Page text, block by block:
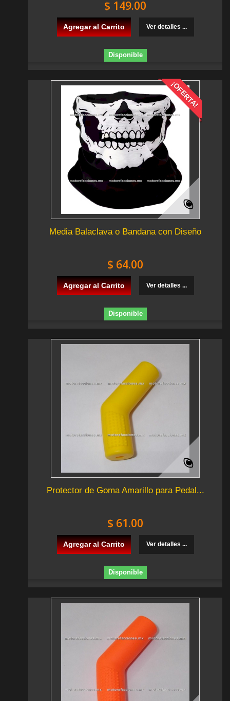
$ 149.00
Agregar al Carrito Ver detalles ...
Disponible
¡OFERTA!
Media Balaclava o Bandana con Diseño
$ 64.00
Agregar al Carrito Ver detalles ...
Disponible
Protector de Goma Amarillo para Pedal...
$ 61.00
Agregar al Carrito Ver detalles ...
Disponible